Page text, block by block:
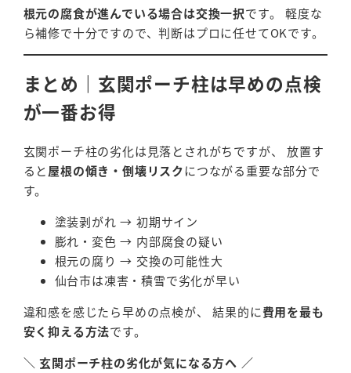
根元の腐食が進んでいる場合は交換一択です。 軽度な
ら補修で十分ですので、判断はプロに任せてOKです。
まとめ｜玄関ポーチ柱は早めの点検
が一番お得
玄関ポーチ柱の劣化は見落とされがちですが、 放置す
ると 屋根の傾き・倒壊リスクにつながる重要な部分で
す。
塗装剥がれ → 初期サイン
膨れ・変色 → 内部腐食の疑い
根元の腐り → 交換の可能性大
仙台市は凍害・積雪で劣化が早い
違和感を感じたら早めの点検が、 結果的に費用を最も
安く抑える方法です。
＼ 玄関ポーチ柱の劣化が気になる方へ ／